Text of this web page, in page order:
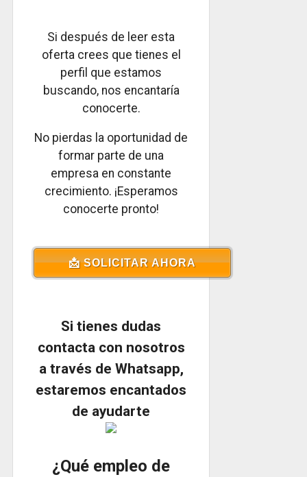
Si después de leer esta
oferta crees que tienes el
perfil que estamos
buscando, nos encantaría
conocerte.
No pierdas la oportunidad de
formar parte de una
empresa en constante
crecimiento. ¡Esperamos
conocerte pronto!
📩 SOLICITAR AHORA
Si tienes dudas
contacta con nosotros
a través de Whatsapp,
estaremos encantados
de ayudarte
¿Qué empleo de